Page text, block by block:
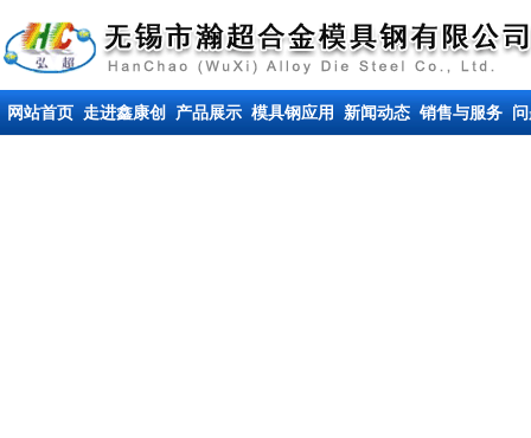
网站首页 走进鑫康创 产品展示 模具钢应用 新闻动态 销售与服务